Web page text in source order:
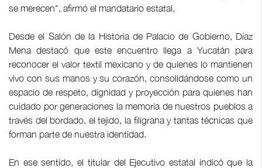
se merecen", afirmó el mandatario estatal.
Desde el Salón de la Historia de Palacio de Gobierno, Díaz
Mena destacó que este encuentro llega a Yucatán para
reconocer el valor textil mexicano y de quienes lo mantienen
vivo con sus manos y su corazón, consolidándose como un
espacio de respeto, dignidad y proyección para quienes han
cuidado por generaciones la memoria de nuestros pueblos a
través del bordado, el tejido, la filigrana y tantas técnicas que
forman parte de nuestra identidad.
En ese sentido, el titular del Ejecutivo estatal indicó que la